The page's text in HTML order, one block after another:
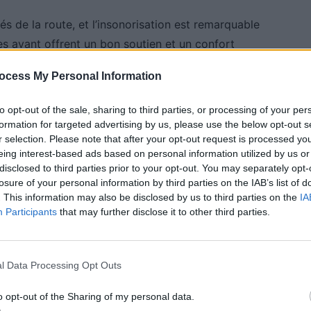
My Personal Information
opt-out of the sale, sharing to third parties, or processing of your
for targeted advertising by us, please use the below opt-out
selection. Please note that after your opt-out request is processed
interest-based ads based on personal information utilized by us
to third parties prior to your opt-out. You may separately
of your personal information by third parties on the IAB’s list of
This information may also be disclosed by us to third parties on the
Participants that may further disclose it to other third parties.
Data Processing Opt Outs
opt-out of the Sharing of my personal data.
de la route, et l’insonorisation est remarquable
avant offrent un bon soutien et un confort
routes sinueuses et à
des Alpes, la Renault 5 E-Tech montre qu’elle
empattement court lui confère une grande agilité,
avec confiance.
la stabilité sur route ouverte, le véhicule se
assurent une bonne tenue de route.
franches et sécurisées, sans secousses ni
dans son comportement dynamique.